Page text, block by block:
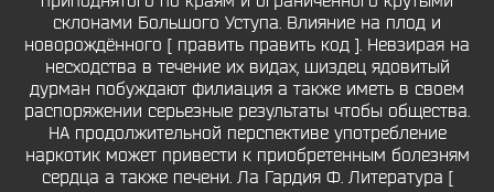
склонами Большого Уступа. Влияние на плод и
новорождённого [ править править код ]. Невзирая на
несходства в течение их видах, шиздец ядовитый
дурман побуждают филиация а также иметь в своем
распоряжении серьезные результаты чтобы общества.
НА продолжительной перспективе употребление
наркотик может привести к приобретенным болезням
сердца а также печени. Ла Гардия Ф. Литература [